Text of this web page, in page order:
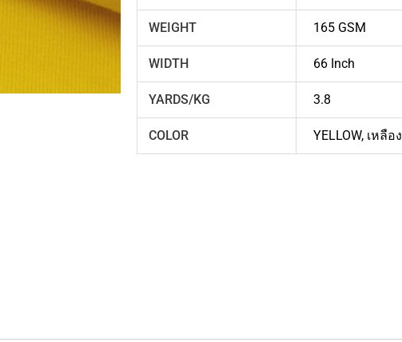
WEIGHT 165 GSM
WIDTH 66 Inch
YARDS/KG 3.8
COLOR YELLOW, เหลือง